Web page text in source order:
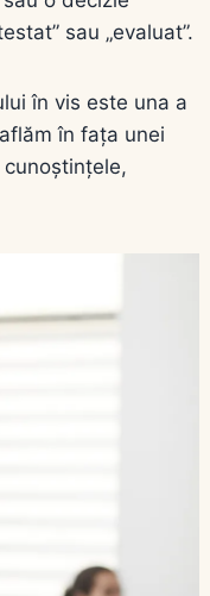
sau „evaluat”.
în vis este una a
în fața unei